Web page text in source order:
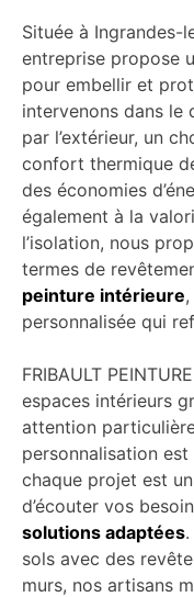
Située à Ingrandes-
entreprise propose
pour embellir et
intervenons dans le
par l’extérieur, un
confort thermique
des économies
également à la
l’isolation, nous
termes de
peinture intérieure
personnalisée qui
FRIBAULT
espaces intérieurs
attention
personnalisation
chaque projet est
d’écouter vos
solutions adaptées
sols avec des
murs, nos artisans